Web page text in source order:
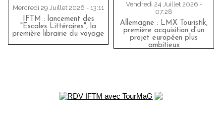
Mercredi 29 Juillet 2026 - 13:11
IFTM : lancement des
"Escales Littéraires", la
première librairie du voyage
Vendredi 24 Juillet 2026 -
07:28
Allemagne : LMX Touristik,
première acquisition d'un
projet européen plus
ambitieux